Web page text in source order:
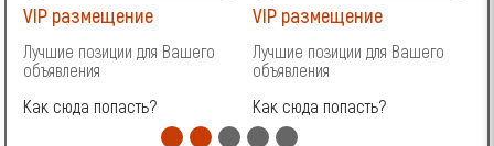
VIP размещение
Лучшие позиции для Вашего
объявления
Как сюда попасть?
VIP размещение
Лучшие позиции для Вашего
объявления
Как сюда попасть?